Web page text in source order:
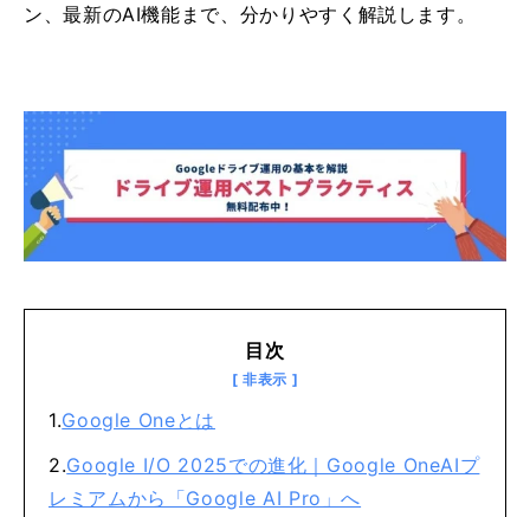
ン、最新のAI機能まで、分かりやすく解説します。
目次
Google Oneとは
Google I/O 2025での進化｜Google OneAIプ
レミアムから「Google AI Pro」へ